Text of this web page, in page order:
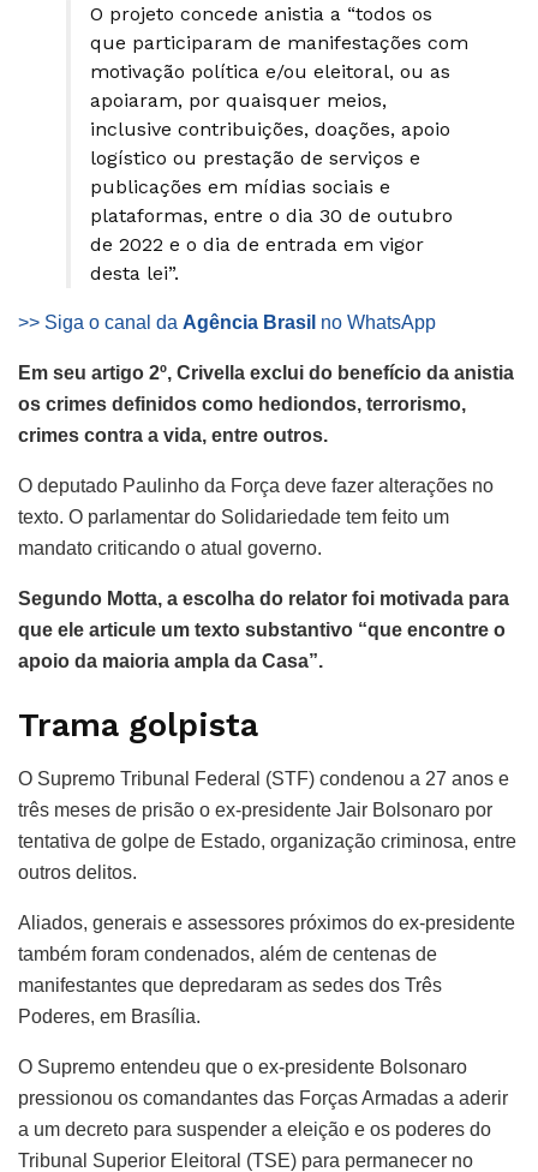
O projeto concede anistia a “todos os
que participaram de manifestações com
motivação política e/ou eleitoral, ou as
apoiaram, por quaisquer meios,
inclusive contribuições, doações, apoio
logístico ou prestação de serviços e
publicações em mídias sociais e
plataformas, entre o dia 30 de outubro
de 2022 e o dia de entrada em vigor
desta lei”.
>> Siga o canal da Agência Brasil no WhatsApp
Em seu artigo 2º, Crivella exclui do benefício da anistia
os crimes definidos como hediondos, terrorismo,
crimes contra a vida, entre outros.
O deputado Paulinho da Força deve fazer alterações no
texto. O parlamentar do Solidariedade tem feito um
mandato criticando o atual governo.
Segundo Motta, a escolha do relator foi motivada para
que ele articule um texto substantivo “que encontre o
apoio da maioria ampla da Casa”.
Trama golpista
O Supremo Tribunal Federal (STF) condenou a 27 anos e
três meses de prisão o ex-presidente Jair Bolsonaro por
tentativa de golpe de Estado, organização criminosa, entre
outros delitos.
Aliados, generais e assessores próximos do ex-presidente
também foram condenados, além de centenas de
manifestantes que depredaram as sedes dos Três
Poderes, em Brasília.
O Supremo entendeu que o ex-presidente Bolsonaro
pressionou os comandantes das Forças Armadas a aderir
a um decreto para suspender a eleição e os poderes do
Tribunal Superior Eleitoral (TSE) para permanecer no